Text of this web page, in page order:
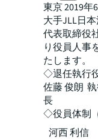
東京 2019年
大手JLL日
代表取締役
り役員人事
たします。
◇退任執行
佐藤 俊朗
長
◇役員体制
河西 利信